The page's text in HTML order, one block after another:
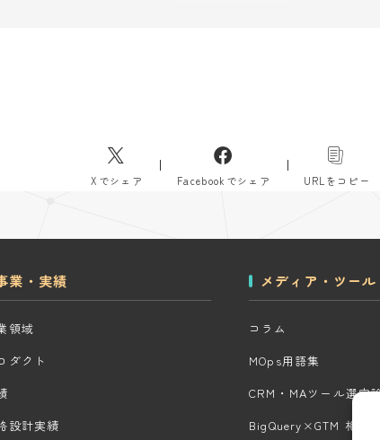
Xでシェア Facebookでシェア URLをコピー
業・実績
領域
ダクト
設計実績
メディア・ツール
コラム
MOps用語集
CRM・MAツール選定
BigQuery×GTM 相場